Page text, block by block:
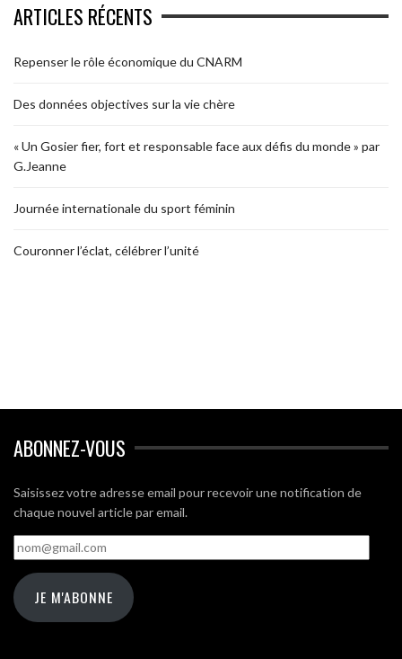
ARTICLES RÉCENTS
Repenser le rôle économique du CNARM
Des données objectives sur la vie chère
« Un Gosier fier, fort et responsable face aux défis du monde » par
G.Jeanne
Journée internationale du sport féminin
Couronner l’éclat, célébrer l’unité
ABONNEZ-VOUS
Saisissez votre adresse email pour recevoir une notification de
chaque nouvel article par email.
nom@gmail.com
JE M'ABONNE